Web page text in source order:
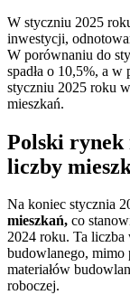
W styczniu 2025
inwestycji,
W porównaniu do
spadła o 10,5%, a
styczniu 2025 roku
mieszkań.
Polski rynek
liczby
Na koniec stycznia
mieszkań, co
2024 roku. Ta liczba
budowlanego, mimo
materiałów
roboczej.